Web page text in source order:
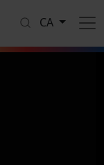
CA